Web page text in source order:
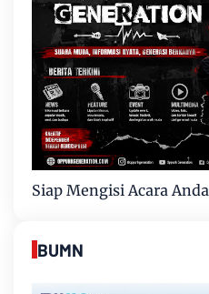
Siap Mengisi Acara Anda
BUMN